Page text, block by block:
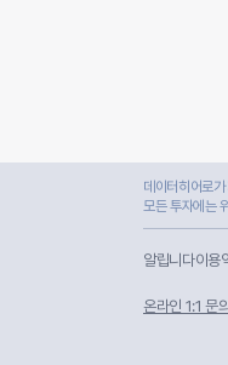
데이터히어로
모든 투자에는
알립니다이용
온라인 1:1 문